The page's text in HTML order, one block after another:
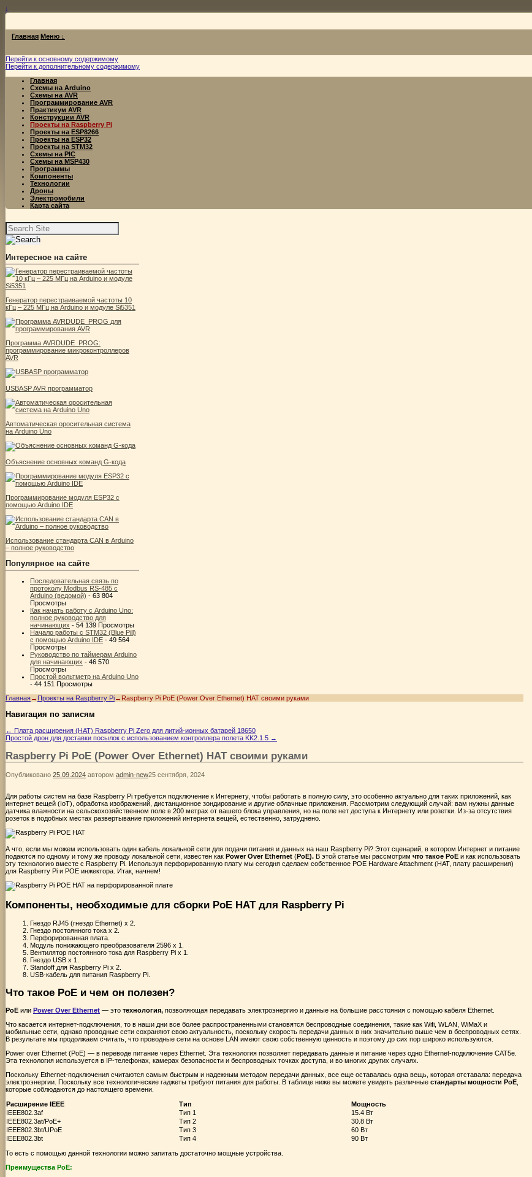
↓
Главная Меню ↓
Перейти к основному содержимому
Перейти к дополнительному содержимому
Главная
Схемы на Arduino
Схемы на AVR
Программирование AVR
Практикум AVR
Конструкции AVR
Проекты на Raspberry Pi
Проекты на ESP8266
Проекты на ESP32
Проекты на STM32
Схемы на PIC
Схемы на MSP430
Программы
Компоненты
Технологии
Дроны
Электромобили
Карта сайта
Найти:
Интересное на сайте
Генератор перестраиваемой частоты 10
кГц – 225 МГц на Arduino и модуле Si5351
Программа AVRDUDE_PROG:
программирование микроконтроллеров
AVR
USBASP AVR программатор
Автоматическая оросительная система
на Arduino Uno
Объяснение основных команд G-кода
Программирование модуля ESP32 с
помощью Arduino IDE
Использование стандарта CAN в Arduino
– полное руководство
Популярное на сайте
Последовательная связь по
протоколу Modbus RS-485 с
Arduino (ведомой) - 63 804
Просмотры
Как начать работу с Arduino Uno:
полное руководство для
начинающих - 54 139 Просмотры
Начало работы с STM32 (Blue Pill)
с помощью Arduino IDE - 49 564
Просмотры
Руководство по таймерам Arduino
для начинающих - 46 570
Просмотры
Простой вольтметр на Arduino Uno
- 44 151 Просмотры
Главная→ Проекты на Raspberry Pi→ Raspberry Pi PoE (Power Over Ethernet) HAT своими руками
Навигация по записям
← Плата расширения (HAT) Raspberry Pi Zero для литий-ионных батарей 18650
Простой дрон для доставки посылок с использованием контроллера полета KK2.1.5 →
Raspberry Pi PoE (Power Over Ethernet) HAT своими руками
Опубликовано 25.09.2024 автором admin-new25 сентября, 2024
Для работы систем на базе Raspberry Pi требуется подключение к Интернету, чтобы работать в полную силу, это особенно актуально для таких приложений, как
интернет вещей (IoT), обработка изображений, дистанционное зондирование и другие облачные приложения. Рассмотрим следующий случай: вам нужны данные
датчика влажности на сельскохозяйственном поле в 200 метрах от вашего блока управления, но на поле нет доступа к Интернету или розетки. Из-за отсутствия
розеток в подобных местах развертывание приложений интернета вещей, естественно, затруднено.
А что, если мы можем использовать один кабель локальной сети для подачи питания и данных на наш Raspberry Pi? Этот сценарий, в котором Интернет и питание
подаются по одному и тому же проводу локальной сети, известен как Power Over Ethernet (PoE). В этой статье мы рассмотрим что такое PoE и как использовать
эту технологию вместе с Raspberry Pi. Используя перфорированную плату мы сегодня сделаем собственное POE Hardware Attachment (HAT, плату расширения)
для Raspberry Pi и POE инжектора. Итак, начнем!
Компоненты, необходимые для сборки PoE HAT для Raspberry Pi
Гнездо RJ45 (гнездо Ethernet) x 2.
Гнездо постоянного тока x 2.
Перфорированная плата.
Модуль понижающего преобразователя 2596 x 1.
Вентилятор постоянного тока для Raspberry Pi x 1.
Гнездо USB x 1.
Standoff для Raspberry Pi x 2.
USB-кабель для питания Raspberry Pi.
Что такое PoE и чем он полезен?
PoE или Power Over Ethernet — это технология, позволяющая передавать электроэнергию и данные на большие расстояния с помощью кабеля Ethernet.
Что касается интернет-подключения, то в наши дни все более распространенными становятся беспроводные соединения, такие как Wifi, WLAN, WiMaX и
мобильные сети, однако проводные сети сохраняют свою актуальность, поскольку скорость передачи данных в них значительно выше чем в беспроводных сетях.
В результате мы продолжаем считать, что проводные сети на основе LAN имеют свою собственную ценность и поэтому до сих пор широко используются.
Power over Ethernet (PoE) — в переводе питание через Ethernet. Эта технология позволяет передавать данные и питание через одно Ethernet-подключение CAT5e.
Эта технология используется в IP-телефонах, камерах безопасности и беспроводных точках доступа, и во многих других случаях.
Поскольку Ethernet-подключения считаются самым быстрым и надежным методом передачи данных, все еще оставалась одна вещь, которая отставала: передача
электроэнергии. Поскольку все технологические гаджеты требуют питания для работы. В таблице ниже вы можете увидеть различные стандарты мощности PoE
которые соблюдаются до настоящего времени.
Расширение IEEE
Тип
Мощность
IEEE802.3af
Тип 1
15.4 Вт
IEEE802.3at/PoE+
Тип 2
30.8 Вт
IEEE802.3bt/UPoE
Тип 3
60 Вт
IEEE802.3bt
Тип 4
90 Вт
То есть с помощью данной технологии можно запитать достаточно мощные устройства.
Преимущества PoE: